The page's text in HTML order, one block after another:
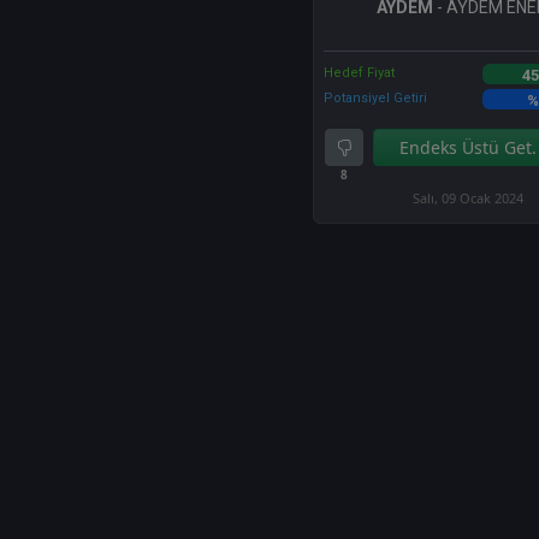
AYDEM - AYDEM
Hedef Fiyat
Potansiyel Getiri
8
Endeks Üstü Get.
Salı, 09 Ocak 2024